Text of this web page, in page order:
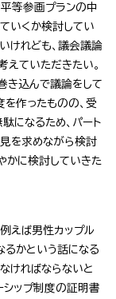
等参画プランの中
いくか検討してい
けれども、議会議論
えていただきたい。
き込んで議論をして
作ったものの、受
になるため、パート
を求めながら検討
かに検討していきた
えば男性カップル
かという話になる
ければならないと
シップ制度の証明書